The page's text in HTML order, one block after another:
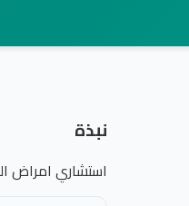
نبذة
استشاري امراض